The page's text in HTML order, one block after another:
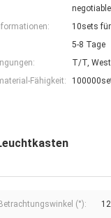
negotiable
10sets
5-8 Tage
T/T,
Fähigkeit:
Betrachtungswinkel (°):